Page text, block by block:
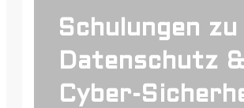
Schulungen zu
Datenschutz &
Cyber-